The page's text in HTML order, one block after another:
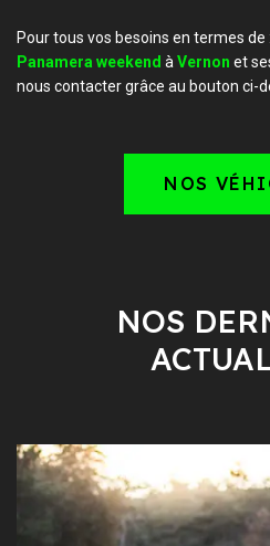
Pour tous vos besoins en termes de :
Panamera weekend à Vernon et
nous contacter grâce au bouton ci-
NOS
NOS